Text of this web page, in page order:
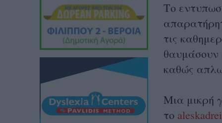
Το
τις
θαυμάσουν
καθώς
Μια μικρή
το